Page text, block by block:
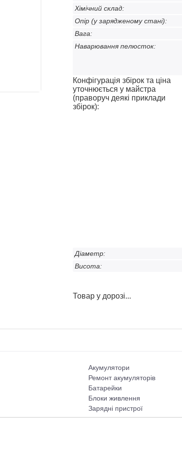
Хімічний склад:
Опір (у зарядженому стані):
Вага:
Наварювання пелюсток:
Конфігурація збірок та ціна
уточнюється у майстра
(праворуч деякі приклади
збірок):
Діаметр:
Висота:
Товар у дорозі...
Акумулятори
Ремонт акумуляторів
Батарейки
Блоки живлення
Зарядні пристрої